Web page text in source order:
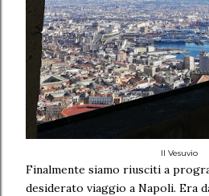
Il Vesuvio
Finalmente siamo riusciti a
desiderato viaggio a Napoli. Era